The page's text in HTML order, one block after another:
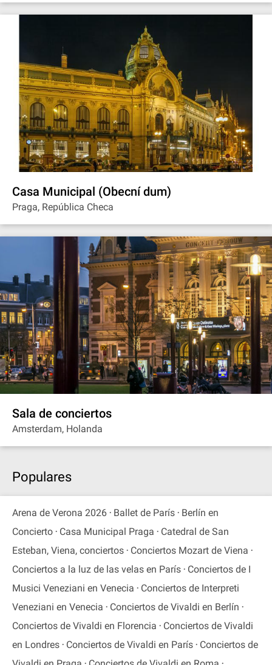
Casa Municipal (Obecní dum)
Praga, República Checa
Sala de conciertos
Amsterdam, Holanda
Populares
Arena de Verona 2026 Ballet de París
Berlín en
Concierto
Casa Municipal Praga
Catedral de San
Esteban, Viena, conciertos
Conciertos Mozart de Viena
Conciertos a la luz de las velas en París
Conciertos de I
Musici Veneziani en Venecia
Conciertos de Interpreti
Veneziani en Venecia
Conciertos de Vivaldi en Berlín
Conciertos de Vivaldi en Florencia
Conciertos de Vivaldi
en Londres
Conciertos de Vivaldi en París
Conciertos de